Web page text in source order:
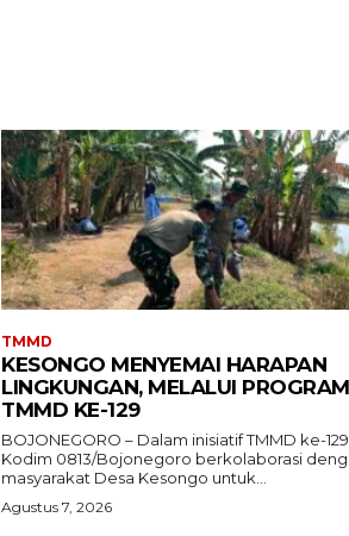
TMMD
KESONGO MENYEMAI HARAPAN
LINGKUNGAN, MELALUI PROGRAM
TMMD KE-129
BOJONEGORO – Dalam inisiatif TMMD ke-129,
Kodim 0813/Bojonegoro berkolaborasi
masyarakat Desa Kesongo untuk...
Agustus 7, 2026